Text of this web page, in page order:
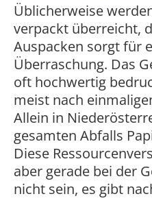
Üblicherweise
verpackt überreicht,
Auspacken sorgt für
Überraschung. Das
oft hochwertig
meist nach
Allein in
gesamten Abfalls
Diese
aber gerade bei der
nicht sein, es gibt